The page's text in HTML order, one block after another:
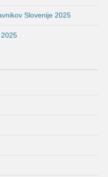
Slovenije 2025